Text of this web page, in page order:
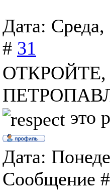
Дата:
# 31
это
Дата:
Сообщение